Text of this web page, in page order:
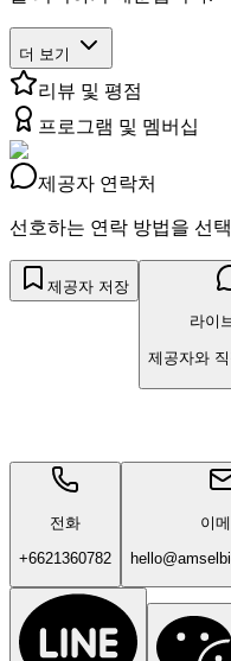
더 보기
리뷰 및 평점
프로그램 및 멤버십
제공자 연락처
선호하는 연락 방법을 선
제공자 저장
라이
제공자와
전화
+6621360782
이